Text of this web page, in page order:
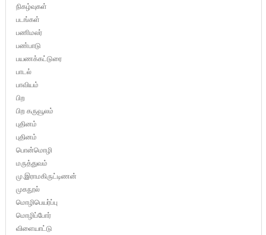
நிகழ்வுகள்
படங்கள்
பணிமலர்
பண்பாடு
பயணக்கட்டுரை
பாடல்
பாவியம்
பிற
பிற கருவூலம்
புதினம்
புதினம்
பொன்மொழி
மருத்துவம்
மு.இராமகிருட்டிணன்
முகநூல்
மொழிபெயர்ப்பு
மொழிப்போர்
விளையாட்டு